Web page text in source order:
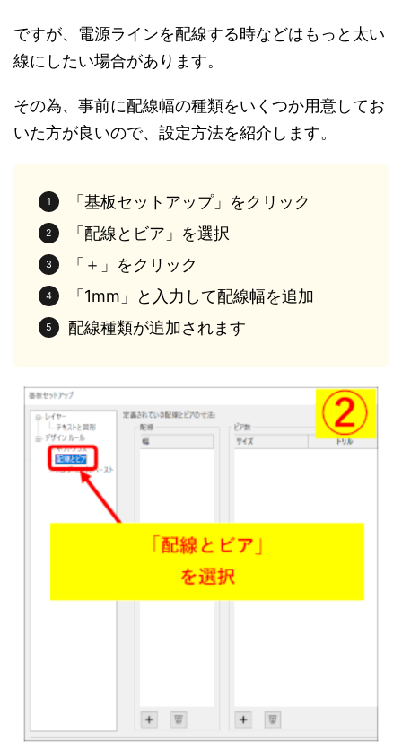
ですが、電源ラインを配線する時などはもっと太い
線にしたい場合があります。
その為、事前に配線幅の種類をいくつか用意してお
いた方が良いので、設定方法を紹介します。
「基板セットアップ」をクリック
「配線とビア」を選択
「＋」をクリック
「1mm」と入力して配線幅を追加
配線種類が追加されます